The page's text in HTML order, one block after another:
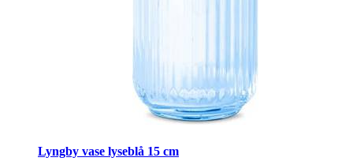
Lyngby vase lyseblå 15 cm